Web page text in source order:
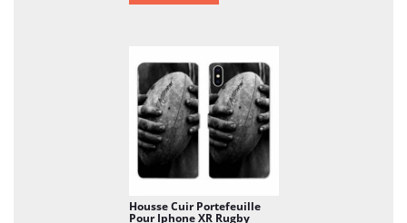
Housse Cuir Portefeuille
Pour Iphone XR Rugby